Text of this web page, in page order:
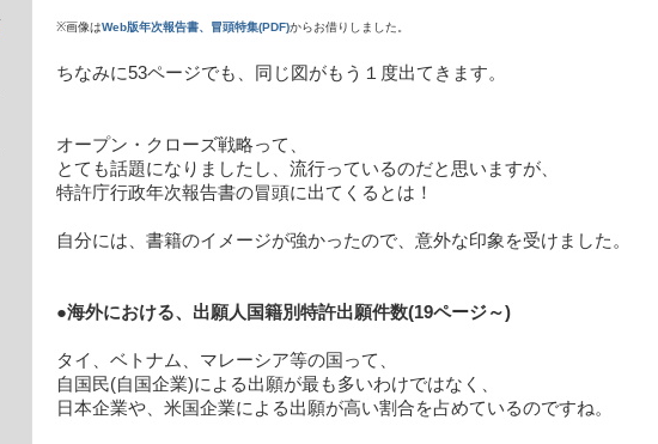
※画像はWeb版年次報告書、冒頭特集(PDF)からお借りしました。
ちなみに53ページでも、同じ図がもう１度出てきます。
オープン・クローズ戦略って、
とても話題になりましたし、流行っているのだと思いますが、
特許庁行政年次報告書の冒頭に出てくるとは！
自分には、書籍のイメージが強かったので、意外な印象を受けました。
●海外における、出願人国籍別特許出願件数(19ページ～)
タイ、ベトナム、マレーシア等の国って、
自国民(自国企業)による出願が最も多いわけではなく、
日本企業や、米国企業による出願が高い割合を占めているのですね。